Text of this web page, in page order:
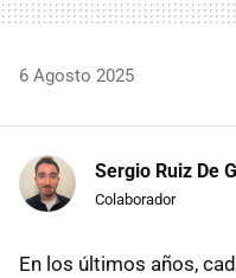
6 Agosto 2025
Sergio Ruiz De
Colaborador
En los últimos años,